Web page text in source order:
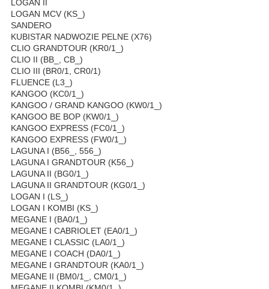
LOGAN II
LOGAN MCV (KS_)
SANDERO
KUBISTAR NADWOZIE PELNE (X76)
CLIO GRANDTOUR (KR0/1_)
CLIO II (BB_, CB_)
CLIO III (BR0/1, CR0/1)
FLUENCE (L3_)
KANGOO (KC0/1_)
KANGOO / GRAND KANGOO (KW0/1_)
KANGOO BE BOP (KW0/1_)
KANGOO EXPRESS (FC0/1_)
KANGOO EXPRESS (FW0/1_)
LAGUNA I (B56_, 556_)
LAGUNA I GRANDTOUR (K56_)
LAGUNA II (BG0/1_)
LAGUNA II GRANDTOUR (KG0/1_)
LOGAN I (LS_)
LOGAN I KOMBI (KS_)
MEGANE I (BA0/1_)
MEGANE I CABRIOLET (EA0/1_)
MEGANE I CLASSIC (LA0/1_)
MEGANE I COACH (DA0/1_)
MEGANE I GRANDTOUR (KA0/1_)
MEGANE II (BM0/1_, CM0/1_)